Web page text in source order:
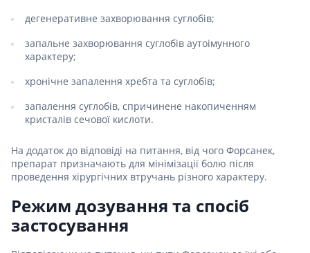
дегенеративне захворювання суглобів;
запальне захворювання суглобів аутоімунного
характеру;
хронічне запалення хребта та суглобів;
запалення суглобів, спричинене накопиченням
кристалів сечової кислоти.
На додаток до відповіді на питання, від чого Форсанек,
препарат призначають для мінімізації болю після
проведення хірургічних втручань різного характеру.
Режим дозування та спосіб
застосування